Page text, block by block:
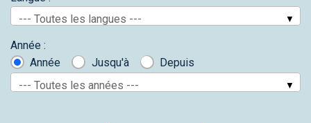
--- Toutes les langues ---
Année :
Année
Jusqu'à
Depuis
--- Toutes les années ---